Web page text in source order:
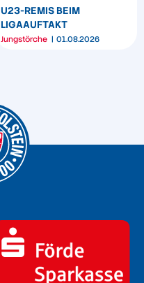
U23-REMIS BEIM
LIGAAUFTAKT
Jungstörche 01.08.2026